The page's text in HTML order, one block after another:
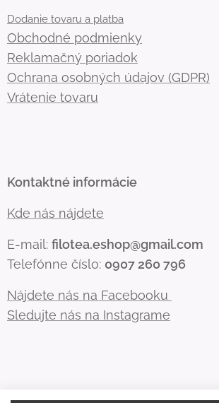
Dodanie tovaru a platba
Obchodné podmienky
Reklamačný poriadok
Ochrana osobných údajov (GDPR)
Vrátenie tovaru
Kontaktné informácie
Kde nás nájdete
E-mail: filotea.eshop@gmail.com
Telefónne číslo: 0907 260 796
Nájdete nás na Facebooku
Sledujte nás na Instagrame